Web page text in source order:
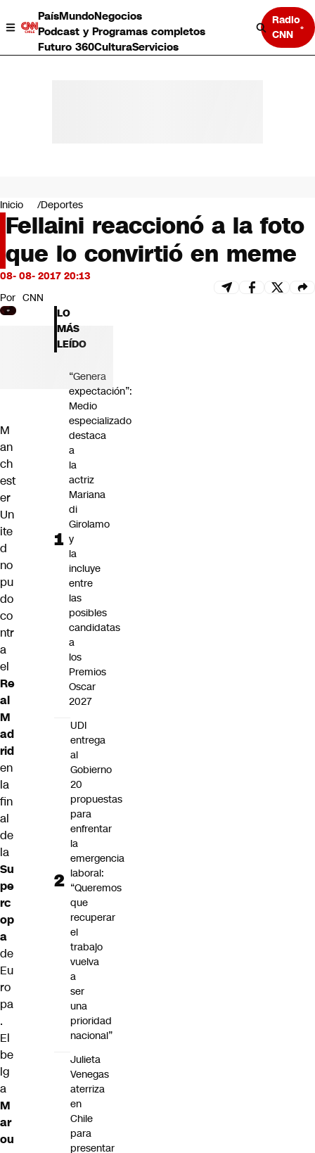
PaísMundoNegocios
Podcast y Programas completos
Futuro 360CulturaServicios
Radio
CNN
Negocios
Deportes
Programas completos
Cultura
Servicios
Bits
CNN Data
CNN tiempo
Futuro 360
Inicio Deportes
Fellaini reaccionó a la foto
que lo convirtió en meme
08- 08- 2017 20:13
Por CNN
M
an
ch
est
er
Un
ite
d
no
pu
do
co
ntr
a
el
Re
al
M
ad
rid
en
la
fin
al
de
la
Su
pe
rc
op
a
de
Eu
ro
pa
.
El
be
lg
a
M
ar
ou
LO
MÁS
LEÍDO
“Genera
expectación”:
Medio
especializado
destaca
a
la
actriz
Mariana
di
Girolamo
y
la
incluye
entre
las
posibles
candidatas
a
los
Premios
Oscar
2027
UDI
entrega
al
Gobierno
20
propuestas
para
enfrentar
la
emergencia
laboral:
“Queremos
que
recuperar
el
trabajo
vuelva
a
ser
una
prioridad
nacional”
Julieta
Venegas
aterriza
en
Chile
para
presentar